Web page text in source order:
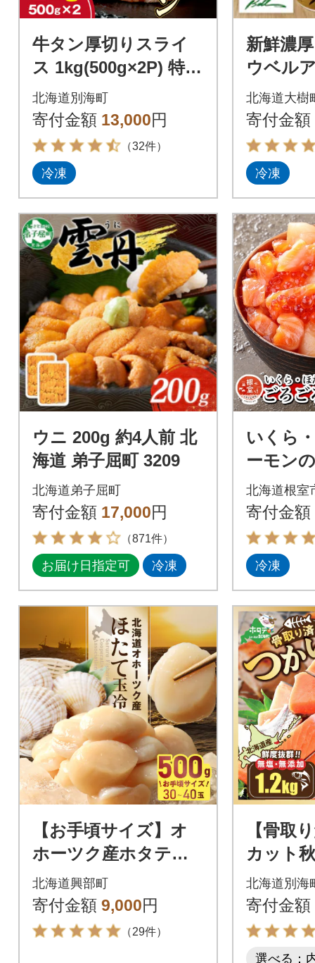
牛タン厚切りスライ
ス 1kg(500g×2P) 特製
塩だれ 牛タン中・牛
タン元 ほたて出汁
仕込み
北海道別海町
寄付金額 13,000円
（32件）
冷凍
新鮮濃
ウベル
ムセッ
北海道大樹
寄付金額
冷凍
ウニ 200g 約4人前 北
海道 弟子屈町 3209
北海道弟子屈町
寄付金額 17,000円
（871件）
お届け日指定可 冷凍
いくら
ーモン
鮮丼×2P
北海道根室
寄付金額
冷凍
【お手頃サイズ】オ
ホーツク産ホタテ玉
冷500g(約30～40玉入
り)【21037】
北海道興部町
寄付金額 9,000円
（29件）
【骨取
カット
kg 無塩
し切身
と納税
北海道別海
寄付金額
選べる：